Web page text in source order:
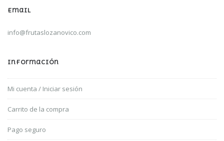
Email
info@frutaslozanovico.com
Información
Mi cuenta / Iniciar sesión
Carrito de la compra
Pago seguro